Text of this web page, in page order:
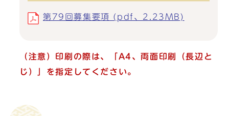
第79回募集要項 (pdf、2.23MB)
（注意）印刷の際は、「A4、両面印刷（長辺と
じ）」を指定してください。